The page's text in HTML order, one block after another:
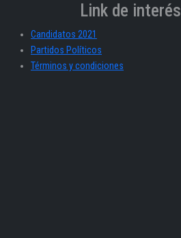
Link de interés
Candidatos 2021
Partidos Políticos
Términos y condiciones